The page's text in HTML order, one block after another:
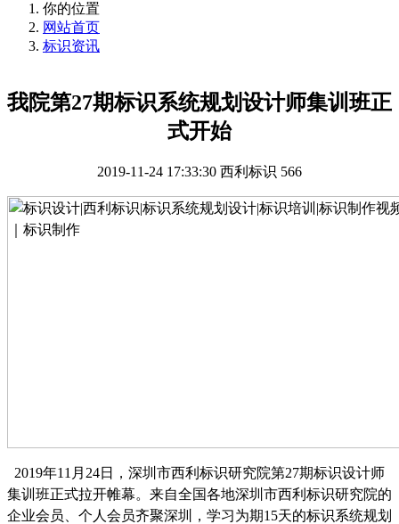
你的位置
网站首页
标识资讯
我院第27期标识系统规划设计师集训班正
式开始
2019-11-24 17:33:30 西利标识 566
2019年11 月 24日，深圳市西利标识研究院第27期标识设计师
集训班正式拉开帷幕。来自全国各地深圳市西利标识研究院的
企业会员、个人会员齐聚深圳，学习为期1 5天的标识系统规划